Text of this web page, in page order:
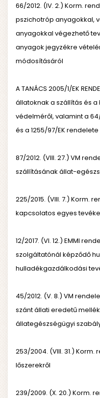
66/2012. (IV. 2.) Korm.
pszichotróp anyagokkal,
anyagokkal végezhető
anyagok jegyzékre
módosításáról
A TANÁCS 2005/1/EK
állatoknak a szállítás és
védelméről, valamint a
és a 1255/97/EK
87/2012. (VIII. 27.) VM
szállításának állat-
225/2015. (VIII. 7.) Korm.
kapcsolatos egyes
12/2017. (VI. 12.) EMMI
szolgáltatónál képződő
hulladékgazdálkodási
45/2012. (V. 8.) VM
szánt állati eredetű
állategészségügyi
253/2004. (VIII. 31.)
lőszerekről
239/2009. (X. 20.) Korm.